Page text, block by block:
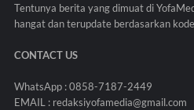
Tentunya berita yang dimuat di
hangat dan terupdate berdasarkan
CONTACT US
WhatsApp : 0858-7187-2449
EMAIL : redaksiyofamedia@gmail.com